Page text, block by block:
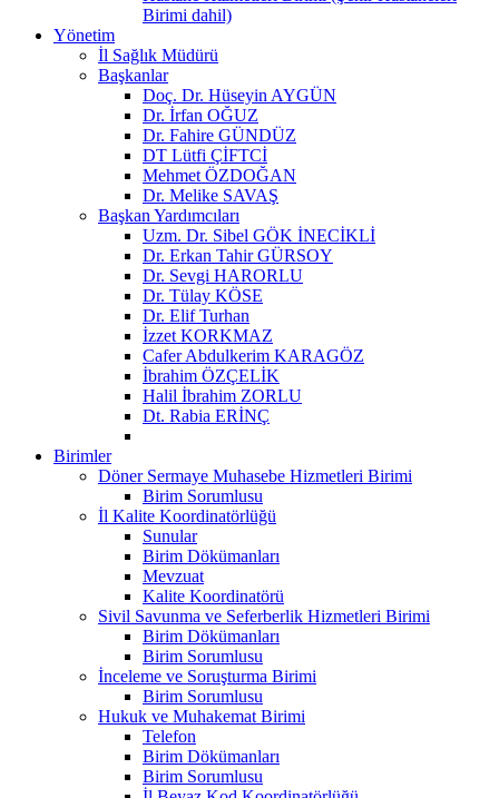
Birimi dahil)
Yönetim
İl Sağlık Müdürü
Başkanlar
Doç. Dr. Hüseyin AYGÜN
Dr. İrfan OĞUZ
Dr. Fahire GÜNDÜZ
DT Lütfi ÇİFTCİ
Mehmet ÖZDOĞAN
Dr. Melike SAVAŞ
Başkan Yardımcıları
Uzm. Dr. Sibel GÖK İNECİKLİ
Dr. Erkan Tahir GÜRSOY
Dr. Sevgi HARORLU
Dr. Tülay KÖSE
Dr. Elif Turhan
İzzet KORKMAZ
Cafer Abdulkerim KARAGÖZ
İbrahim ÖZÇELİK
Halil İbrahim ZORLU
Dt. Rabia ERİNÇ
Birimler
Döner Sermaye Muhasebe Hizmetleri Birimi
Birim Sorumlusu
İl Kalite Koordinatörlüğü
Sunular
Birim Dökümanları
Mevzuat
Kalite Koordinatörü
Sivil Savunma ve Seferberlik Hizmetleri Birimi
Birim Dökümanları
Birim Sorumlusu
İnceleme ve Soruşturma Birimi
Birim Sorumlusu
Hukuk ve Muhakemat Birimi
Telefon
Birim Dökümanları
Birim Sorumlusu